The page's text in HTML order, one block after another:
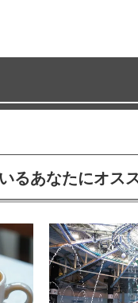
るあなたにオス